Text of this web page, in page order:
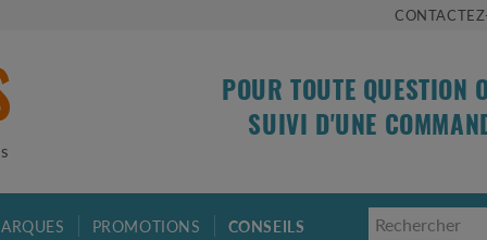
POUR TOUTE QUESTION
SUIVI D'UNE
PROMOTIONS CONSEILS